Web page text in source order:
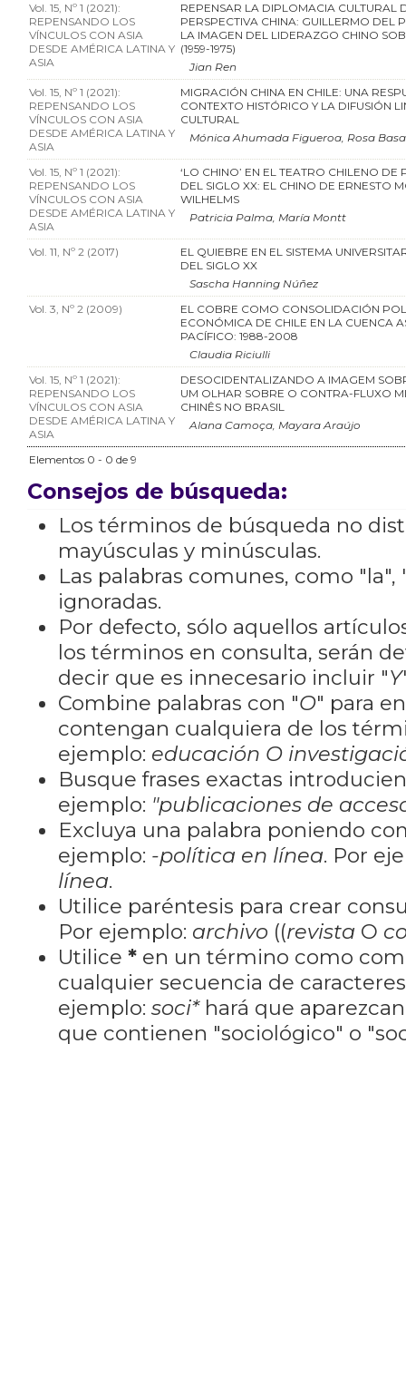
Vol. 15, Nº 1 (2021):
REPENSANDO LOS
VÍNCULOS CON ASIA
DESDE AMÉRICA LATINA Y
ASIA
REPENSAR LA DIPLOMACIA CULTURAL
PERSPECTIVA CHINA: GUILLERMO DEL
LA IMAGEN DEL LIDERAZGO CHINO
(1959-1975)
Jian Ren
Vol. 15, Nº 1 (2021):
REPENSANDO LOS
VÍNCULOS CON ASIA
DESDE AMÉRICA LATINA Y
ASIA
MIGRACIÓN CHINA EN CHILE: UNA
CONTEXTO HISTÓRICO Y LA DIFUSIÓN
CULTURAL
Mónica Ahumada Figueroa, Rosa
Vol. 15, Nº 1 (2021):
REPENSANDO LOS
VÍNCULOS CON ASIA
DESDE AMÉRICA LATINA Y
ASIA
‘LO CHINO’ EN EL TEATRO CHILENO DE
DEL SIGLO XX: EL CHINO DE ERNESTO
WILHELMS
Patricia Palma, María Montt
Vol. 11, Nº 2 (2017)
EL QUIEBRE EN EL SISTEMA
DEL SIGLO XX
Sascha Hanning Núñez
Vol. 3, Nº 2 (2009)
EL COBRE COMO CONSOLIDACIÓN
ECONÓMICA DE CHILE EN LA CUENCA
PACÍFICO: 1988-2008
Claudia Riciulli
Vol. 15, Nº 1 (2021):
REPENSANDO LOS
VÍNCULOS CON ASIA
DESDE AMÉRICA LATINA Y
ASIA
DESOCIDENTALIZANDO A IMAGEM
UM OLHAR SOBRE O CONTRA-FLUXO
CHINÊS NO BRASIL
Alana Camoça, Mayara Araújo
Elementos 0 - 0 de 9
Consejos de búsqueda:
Los términos de búsqueda no
mayúsculas y minúsculas.
Las palabras comunes, como "la",
ignoradas.
Por defecto, sólo aquellos
los términos en consulta, serán
decir que es innecesario incluir "Y
Combine palabras con "O" para
contengan cualquiera de los
ejemplo: educación O
Busque frases exactas
ejemplo: "publicaciones de
Excluya una palabra poniendo
ejemplo: -política en línea. Por
línea.
Utilice paréntesis para crear
Por ejemplo: archivo ((revista O
Utilice *en un término como
cualquier secuencia de
ejemplo: soci*hará que
que contienen "sociológico" o